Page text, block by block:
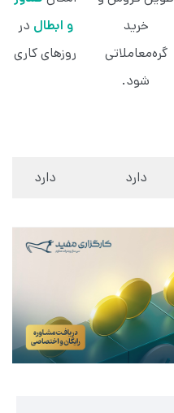
خرید
گره‌معاملاتی
شود.
و ابطال در
روزهای کاری
دارد دارد